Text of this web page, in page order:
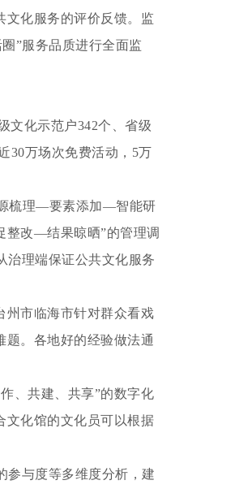
文化服务的评价反馈。监
”服务品质进行全面监
文化示范户342个、省级
30万场次免费活动，5万
梳理—要素添加—智能研
改—结果晾晒”的管理调
理端保证公共文化服务
州市临海市针对群众看戏
题。各地好的经验做法通
、共建、共享”的数字化
文化馆的文化员可以根据
参与度等多维度分析，建